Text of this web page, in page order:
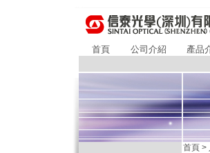
首頁 公司介紹 產品
首頁 >